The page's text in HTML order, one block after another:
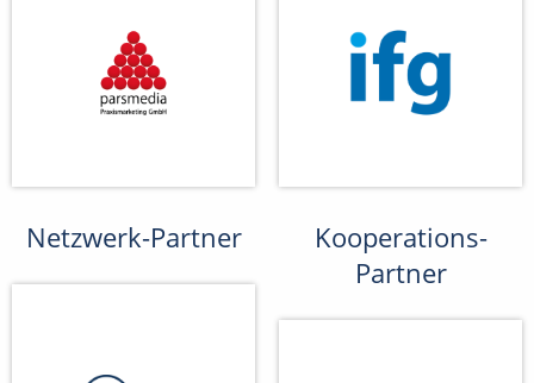
Netzwerk-Partner
Kooperations-
Partner